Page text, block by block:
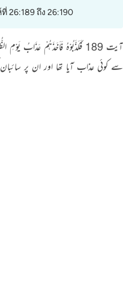
26:189 ถึง 26:190
آیت 189 فَکَذَّبُوْہُ فَاَخَذَہُمْ عَذَابُ
سے کوئی عذاب آیا تھا اور ان پر